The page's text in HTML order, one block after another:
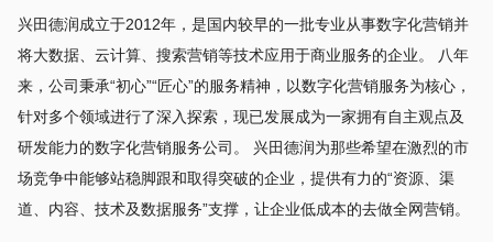
兴田德润成立于2012年，是国内较早的一批专业从事数字化营销并
将大数据、云计算、搜索营销等技术应用于商业服务的企业。 八年
来，公司秉承“初心”“匠心”的服务精神，以数字化营销服务为核心，
针对多个领域进行了深入探索，现已发展成为一家拥有自主观点及
研发能力的数字化营销服务公司。 兴田德润为那些希望在激烈的市
场竞争中能够站稳脚跟和取得突破的企业，提供有力的“资源、渠
道、内容、技术及数据服务”支撑，让企业低成本的去做全网营销。